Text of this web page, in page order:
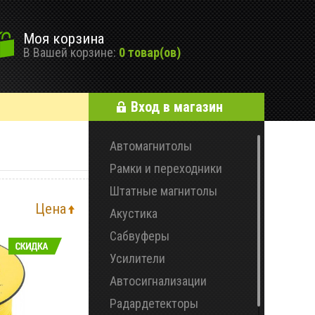
Моя корзина
В Вашей корзине: 0 товар(ов)
Вход в магазин
Цена
Автомагнитолы
Рамки и переходники
Штатные магнитолы
Акустика
Сабвуферы
Усилители
Автосигнализации
Радардетекторы